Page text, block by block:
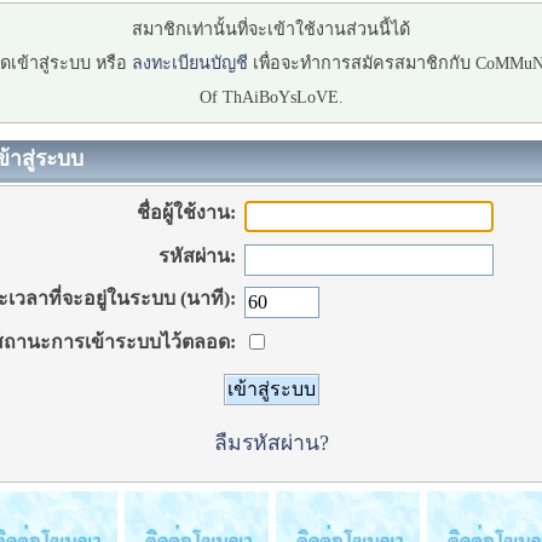
สมาชิกเท่านั้นที่จะเข้าใช้งานส่วนนี้ได้
เข้าสู่ระบบ หรือ ลงทะเบียนบัญชี เพื่อจะทำการสมัครสมาชิกกับ
Of ThAiBoYsLoVE.
าสู่ระบบ
ชื่อผู้ใช้งาน:
รหัสผ่าน:
เวลาที่จะอยู่ในระบบ (นาที):
านะการเข้าระบบไว้ตลอด:
ลืมรหัสผ่าน?